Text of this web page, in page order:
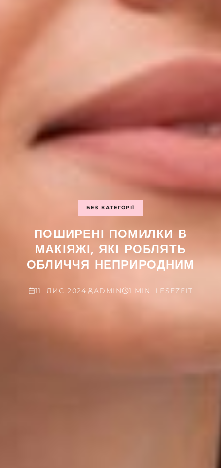
БЕЗ КАТЕГОРІЇ
ПОШИРЕНІ ПОМИЛКИ В
МАКІЯЖІ, ЯКІ РОБЛЯТЬ
ОБЛИЧЧЯ НЕПРИРОДНИМ
11. ЛИС 2024 ADMIN 1 MIN. LESEZEIT